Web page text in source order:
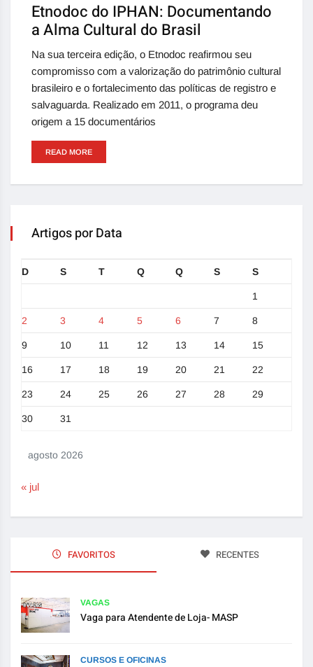
Etnodoc do IPHAN: Documentando
a Alma Cultural do Brasil
Na sua terceira edição, o Etnodoc reafirmou seu
compromisso com a valorização do patrimônio cultural
brasileiro e o fortalecimento das políticas de registro e
salvaguarda. Realizado em 2011, o programa deu
origem a 15 documentários
READ MORE
Artigos por Data
agosto 2026
D S T Q Q S S
1
2 3 4 5 6 7 8
9 10 11 12 13 14 15
16 17 18 19 20 21 22
23 24 25 26 27 28 29
30 31
« jul
FAVORITOS RECENTES
VAGAS
Vaga para Atendente de Loja- MASP
CURSOS E OFICINAS